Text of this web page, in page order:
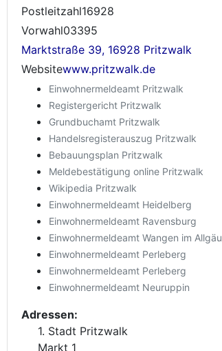
Postleitzahl16928
Vorwahl03395
Marktstraße 39, 16928 Pritzwalk
Websitewww.pritzwalk.de
Einwohnermeldeamt Pritzwalk
Registergericht Pritzwalk
Grundbuchamt Pritzwalk
Handelsregisterauszug Pritzwalk
Bebauungsplan Pritzwalk
Meldebestätigung online Pritzwalk
Wikipedia Pritzwalk
Einwohnermeldeamt Heidelberg
Einwohnermeldeamt Ravensburg
Einwohnermeldeamt Wangen im Allgäu
Einwohnermeldeamt Perleberg
Einwohnermeldeamt Perleberg
Einwohnermeldeamt Neuruppin
Adressen:
1. Stadt Pritzwalk
Markt 1